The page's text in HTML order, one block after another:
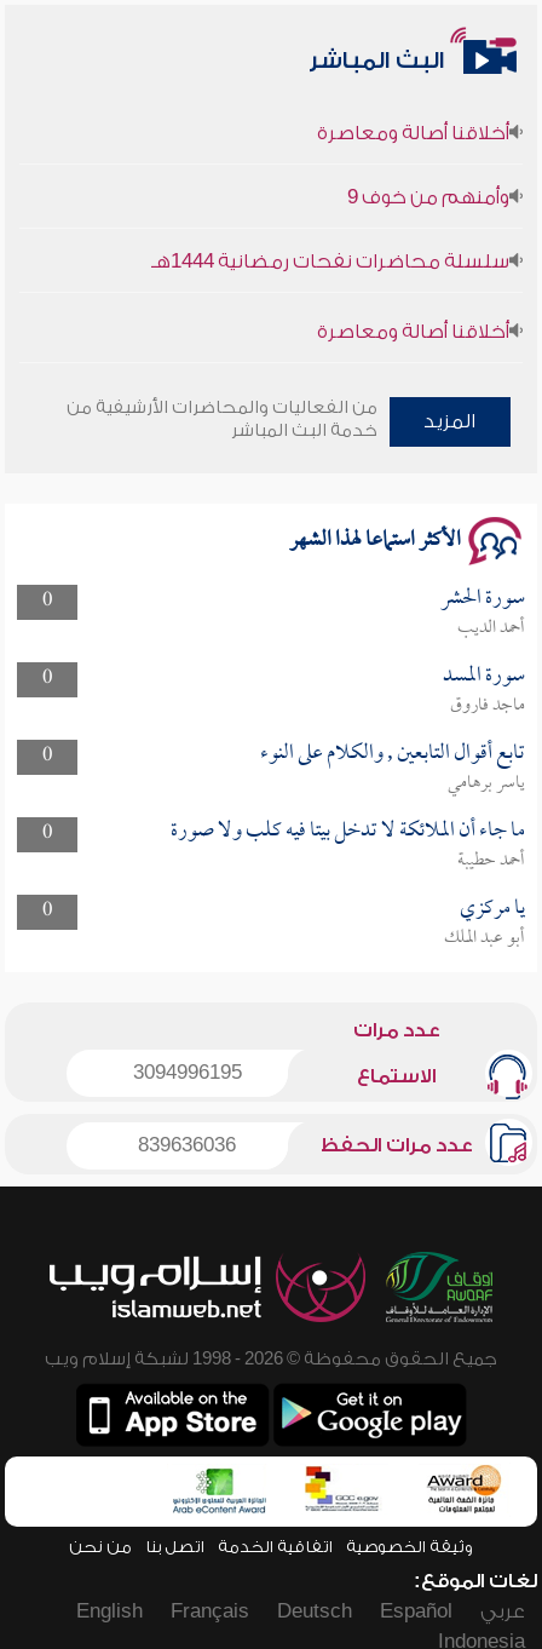
البث المباشر
سلسلة محاضرات نفحات رمضانية 1444هـ
المزيد
من الفعاليات والمحاضرات الأرشيفية من
خدمة البث المباشر
الأكثر استماعا لهذا الشهر
0 سورة الحشر
أحمد الديب
0
سورة المسد
ماجد فاروق
0
تابع أقوال التابعين , والكلام على النوء
ياسر برهامي
0
ما جاء أن الملائكة لا تدخل بيتا فيه كلب ولا صورة
أحمد حطيبة
0
يا مركزي
أبو عبد الملك
عدد مرات
الاستماع 3094996195
عدد مرات الحفظ 839636036
جميع الحقوق محفوظة © 2026 - 1998 لشبكة إسلام ويب
وثيقة الخصوصية اتفاقية الخدمة اتصل بنا من نحن
لغات الموقع:
عربي
Español
Deutsch
Français
English
Indonesia